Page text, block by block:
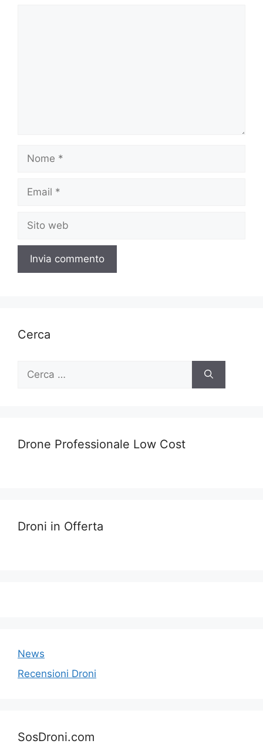
Nome
Email
Sito
web
Cerca
Ricerca
Drone Professionale Low Cost
Droni in Offerta
News
Recensioni Droni
SosDroni.com